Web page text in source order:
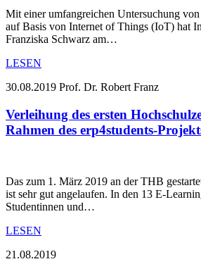
Mit einer umfangreichen Untersuchung
auf Basis von Internet of Things (IoT) hat
Franziska Schwarz am…
LESEN
30.08.2019 Prof. Dr. Robert Franz
Verleihung des ersten
Rahmen des erp4students-
Das zum 1. März 2019 an der THB
ist sehr gut angelaufen. In den 13 E-
Studentinnen und…
LESEN
21.08.2019